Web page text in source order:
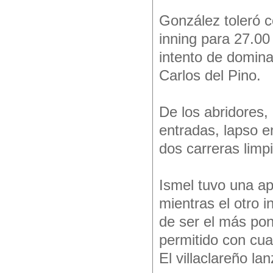
González toleró
inning para
intento de
Carlos del Pino.
De los
entradas, lapso
dos carreras
Ismel tuvo una
mientras el otro
de ser el más
permitido con
El villaclareño